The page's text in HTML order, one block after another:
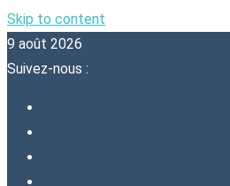
Skip to content
9 août 2026
Suivez-nous :